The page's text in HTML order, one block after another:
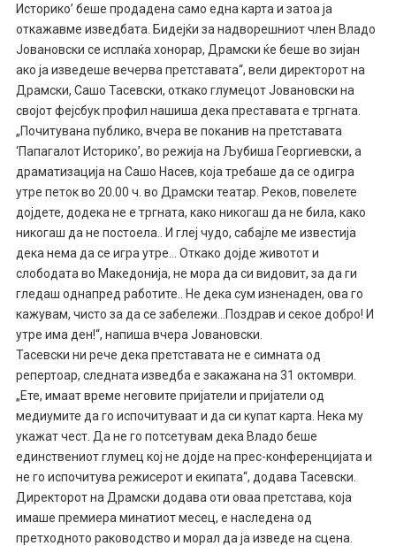
Историко’ беше продадена само една карта и затоа ја
откажавме изведбата. Бидејќи за надворешниот член Владо
Јовановски се исплаќа хонорар, Драмски ќе беше во зијан
ако ја изведеше вечерва претставата“, вели директорот на
Драмски, Сашо Тасевски, откако глумецот Јовановски на
својот фејсбук профил нашиша дека преставата е тргната.
„Почитувана публико, вчера ве поканив на претставата
‘Папагалот Историко’, во режија на Љубиша Георгиевски, а
драматизација на Сашо Насев, која требаше да се одигра
утре петок во 20.00 ч. во Драмски театар. Реков, повелете
дојдете, додека не е тргната, како никогаш да не била, како
никогаш да не постоела.. И глеј чудо, сабајле ме известија
дека нема да се игра утре… Откако дојде животот и
слободата во Македонија, не мора да си видовит, за да ги
гледаш однапред работите.. Не дека сум изненаден, ова го
кажувам, чисто за да се забележи…Поздрав и секое добро! И
утре има ден!“, напиша вчера Јовановски.
Тасевски ни рече дека претставата не е симната од
репертоар, следната изведба е закажана на 31 октомври.
„Ете, имаат време неговите пријатели и пријатели од
медиумите да го испочитуваат и да си купат карта. Нека му
укажат чест. Да не го потсетувам дека Владо беше
единствениот глумец кој не дојде на прес-конференцијата и
не го испочитува режисерот и екипата“, додава Тасевски.
Директорот на Драмски додава оти оваа претстава, која
имаше премиера минатиот месец, е наследена од
претходното раководство и морал да ја изведе на сцена.